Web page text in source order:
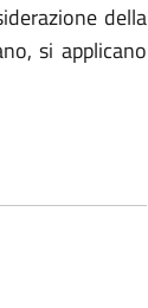
della
si applicano